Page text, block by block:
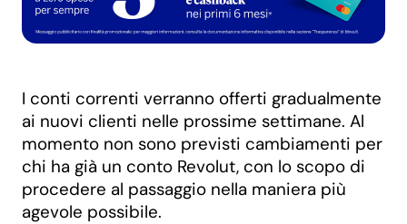
I conti correnti verranno offerti gradualmente
ai nuovi clienti nelle prossime settimane. Al
momento non sono previsti cambiamenti per
chi ha già un conto Revolut, con lo scopo di
procedere al passaggio nella maniera più
agevole possibile.